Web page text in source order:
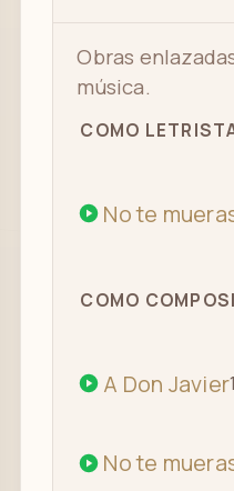
Obras
música.
COMO
No te
COMO
A Don Javier
No te